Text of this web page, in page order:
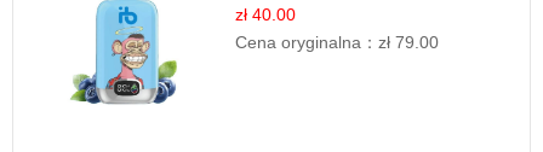
Mocne Doznania
zł 40.00
Cena oryginalna：zł 79.00